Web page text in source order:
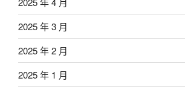
2025 年 3 月
2025 年 2 月
2025 年 1 月